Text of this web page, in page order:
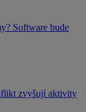
Software bude
zvyšují aktivity